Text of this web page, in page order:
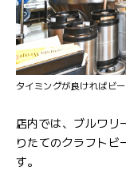
タイミングが良ければビ
店内では、ブルワリ
りたてのクラフトビ
す。